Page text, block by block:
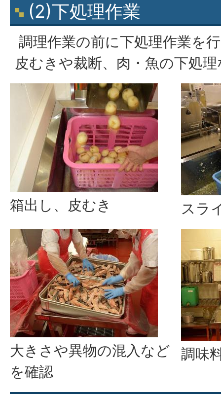
(2)下処理作業
調理作業の前に下処理作業を
皮むきや裁断、肉・魚の下処
箱出し、皮むき スラ
大きさや異物の混入など
を確認
調味